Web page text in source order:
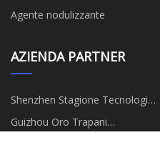
Agente nodulizzante
AZIENDA PARTNER
Shenzhen Stagione Tecnologia
Co., Ltd
Guizhou Oro Trapani